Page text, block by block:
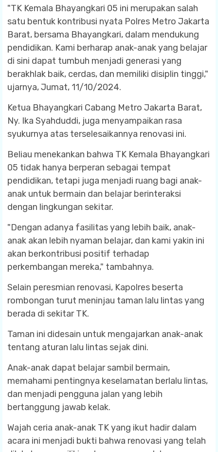
"TK Kemala Bhayangkari 05 ini merupakan salah
satu bentuk kontribusi nyata Polres Metro Jakarta
Barat, bersama Bhayangkari, dalam mendukung
pendidikan. Kami berharap anak-anak yang belajar
di sini dapat tumbuh menjadi generasi yang
berakhlak baik, cerdas, dan memiliki disiplin tinggi,"
ujarnya, Jumat, 11/10/2024.
Ketua Bhayangkari Cabang Metro Jakarta Barat,
Ny. Ika Syahduddi, juga menyampaikan rasa
syukurnya atas terselesaikannya renovasi ini.
Beliau menekankan bahwa TK Kemala Bhayangkari
05 tidak hanya berperan sebagai tempat
pendidikan, tetapi juga menjadi ruang bagi anak-
anak untuk bermain dan belajar berinteraksi
dengan lingkungan sekitar.
"Dengan adanya fasilitas yang lebih baik, anak-
anak akan lebih nyaman belajar, dan kami yakin ini
akan berkontribusi positif terhadap
perkembangan mereka," tambahnya.
Selain peresmian renovasi, Kapolres beserta
rombongan turut meninjau taman lalu lintas yang
berada di sekitar TK.
Taman ini didesain untuk mengajarkan anak-anak
tentang aturan lalu lintas sejak dini.
Anak-anak dapat belajar sambil bermain,
memahami pentingnya keselamatan berlalu lintas,
dan menjadi pengguna jalan yang lebih
bertanggung jawab kelak.
Wajah ceria anak-anak TK yang ikut hadir dalam
acara ini menjadi bukti bahwa renovasi yang telah